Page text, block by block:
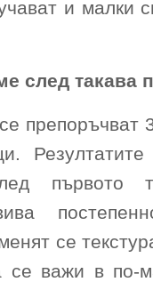
и малки
след такава
препоръчват
първото
се
се важи в по-